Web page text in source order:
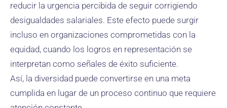
reducir la urgencia percibida de seguir corrigiendo
desigualdades salariales. Este efecto puede surgir
incluso en organizaciones comprometidas con la
equidad, cuando los logros en representación se
interpretan como señales de éxito suficiente.
Así, la diversidad puede convertirse en una meta
cumplida en lugar de un proceso continuo que requiere